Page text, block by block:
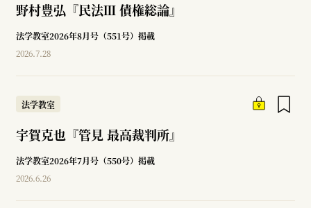
野村豊弘『民法Ⅲ 債権総論』
法学教室2026年8月号（551号）掲載
2026.7.28
法学教室
宇賀克也『管見 最高裁判所』
法学教室2026年7月号（550号）掲載
2026.6.26